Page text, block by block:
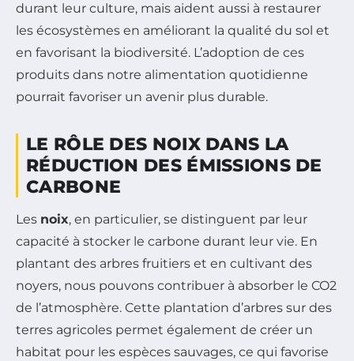
durant leur culture, mais aident aussi à restaurer
les écosystèmes en améliorant la qualité du sol et
en favorisant la biodiversité. L’adoption de ces
produits dans notre alimentation quotidienne
pourrait favoriser un avenir plus durable.
LE RÔLE DES NOIX DANS LA
RÉDUCTION DES ÉMISSIONS DE
CARBONE
Les noix, en particulier, se distinguent par leur
capacité à stocker le carbone durant leur vie. En
plantant des arbres fruitiers et en cultivant des
noyers, nous pouvons contribuer à absorber le CO2
de l’atmosphère. Cette plantation d’arbres sur des
terres agricoles permet également de créer un
habitat pour les espèces sauvages, ce qui favorise